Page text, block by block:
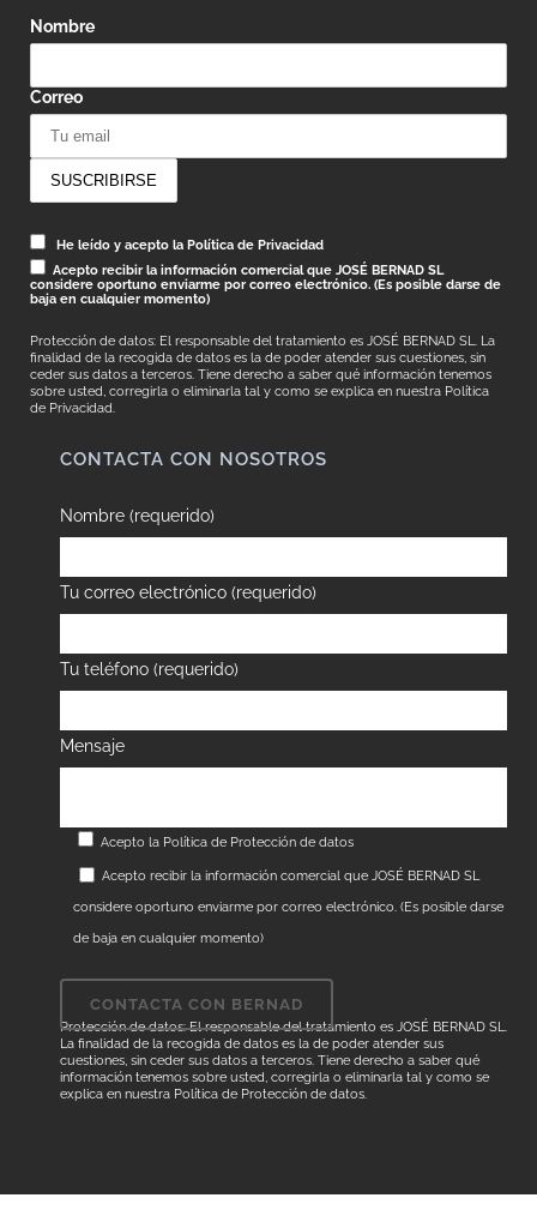
Nombre
Correo
He leído y acepto la Política de Privacidad
Acepto recibir la información comercial que JOSÉ BERNAD SL
considere oportuno enviarme por correo electrónico. (Es posible darse de
baja en cualquier momento)
Protección de datos: El responsable del tratamiento es JOSÉ BERNAD SL. La
finalidad de la recogida de datos es la de poder atender sus cuestiones, sin
ceder sus datos a terceros. Tiene derecho a saber qué información tenemos
sobre usted, corregirla o eliminarla tal y como se explica en nuestra Política
de Privacidad.
CONTACTA CON NOSOTROS
Nombre (requerido)
Tu correo electrónico (requerido)
Tu teléfono (requerido)
Mensaje
Acepto la Política de Protección de datos
Acepto recibir la información comercial que JOSÉ BERNAD SL
considere oportuno enviarme por correo electrónico. (Es posible darse
de baja en cualquier momento)
Protección de datos: El responsable del tratamiento es JOSÉ BERNAD SL.
La finalidad de la recogida de datos es la de poder atender sus
cuestiones, sin ceder sus datos a terceros. Tiene derecho a saber qué
información tenemos sobre usted, corregirla o eliminarla tal y como se
explica en nuestra Política de Protección de datos